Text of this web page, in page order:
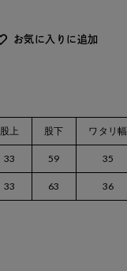
お気に入りに追加
股上 股下 ワタリ幅
33 59 35
33 63 36